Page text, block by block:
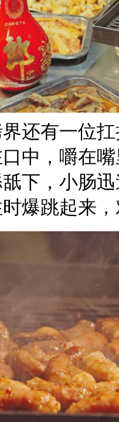
还有一位
中，嚼在
下，小肠
爆跳起来